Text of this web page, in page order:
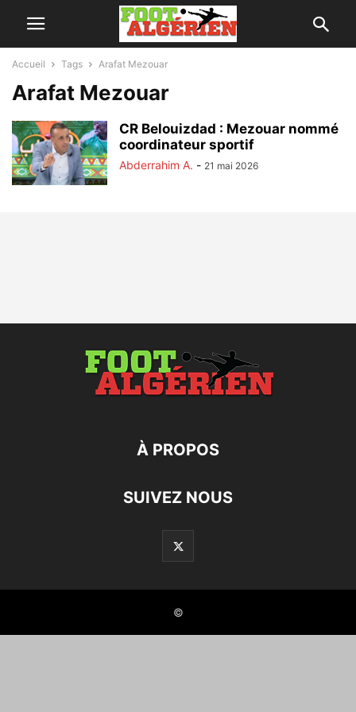
Accueil Tags Arafat Mezouar
Arafat Mezouar
CR Belouizdad : Mezouar nommé
coordinateur sportif
Abderrahim A. - 21 mai 2026
À PROPOS
SUIVEZ NOUS
©